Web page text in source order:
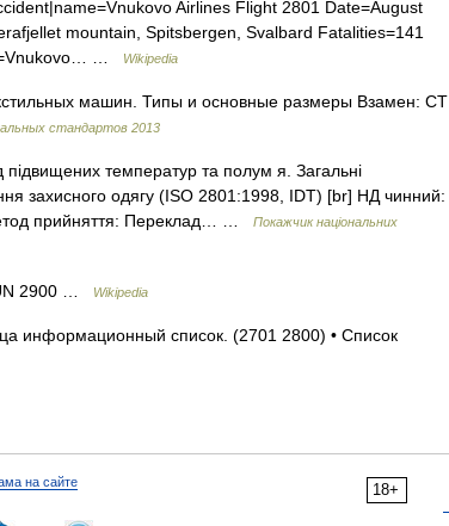
Airlines Flight 2801 Date=August
mountain, Spitsbergen, Svalbard Fatalities=141
…
Wikipedia
машин. Типы и основные размеры Взамен: СТ
стандартов 2013
температур та полум я. Загальні
захисного одягу (ISO 2801:1998, IDT) [br] НД чинний:
прийняття: Переклад… …
Покажчик національних
2900 … Wikipedia
информационный список. (2701 2800) • Список
18+
на сайте